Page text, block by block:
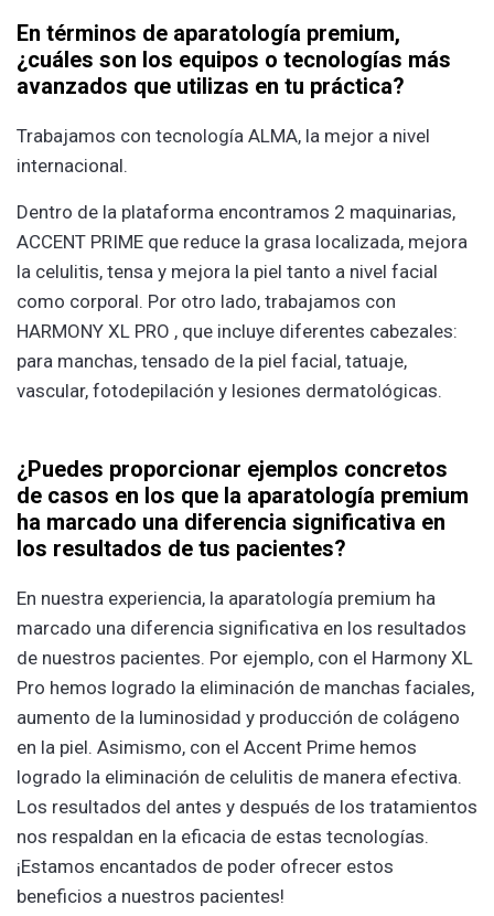
En términos de aparatología premium,
¿cuáles son los equipos o tecnologías más
avanzados que utilizas en tu práctica?
Trabajamos con tecnología ALMA, la mejor a nivel
internacional.
Dentro de la plataforma encontramos 2 maquinarias,
ACCENT PRIME que reduce la grasa localizada, mejora
la celulitis, tensa y mejora la piel tanto a nivel facial
como corporal. Por otro lado, trabajamos con
HARMONY XL PRO , que incluye diferentes cabezales:
para manchas, tensado de la piel facial, tatuaje,
vascular, fotodepilación y lesiones dermatológicas.
¿Puedes proporcionar ejemplos concretos
de casos en los que la aparatología premium
ha marcado una diferencia significativa en
los resultados de tus pacientes?
En nuestra experiencia, la aparatología premium ha
marcado una diferencia significativa en los resultados
de nuestros pacientes. Por ejemplo, con el Harmony XL
Pro hemos logrado la eliminación de manchas faciales,
aumento de la luminosidad y producción de colágeno
en la piel. Asimismo, con el Accent Prime hemos
logrado la eliminación de celulitis de manera efectiva.
Los resultados del antes y después de los tratamientos
nos respaldan en la eficacia de estas tecnologías.
¡Estamos encantados de poder ofrecer estos
beneficios a nuestros pacientes!